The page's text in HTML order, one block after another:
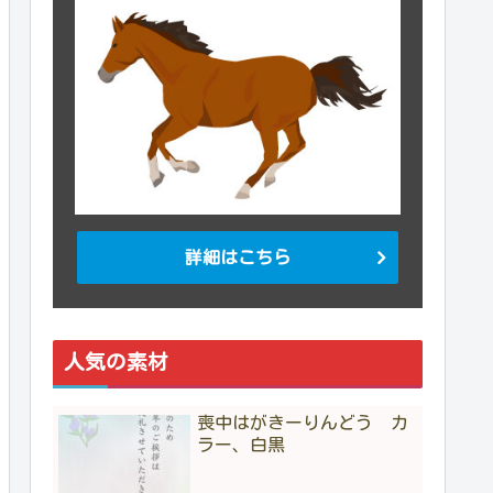
詳細はこちら
人気の素材
喪中はがきーりんどう カ
ラー、白黒